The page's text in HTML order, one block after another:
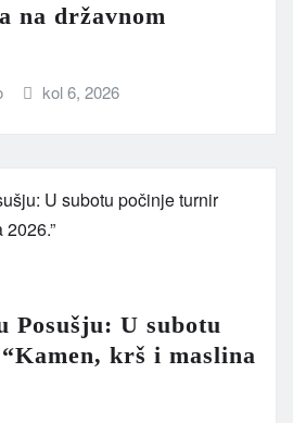
na državnom
kol 6, 2026
Posušju: U subotu
krš i maslina